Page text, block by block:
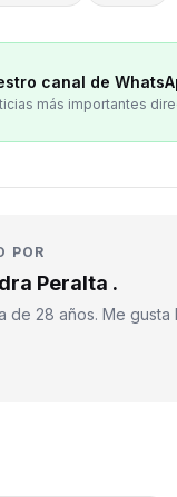
canal de
más importantes
POR
Peralta .
de 28 años. Me